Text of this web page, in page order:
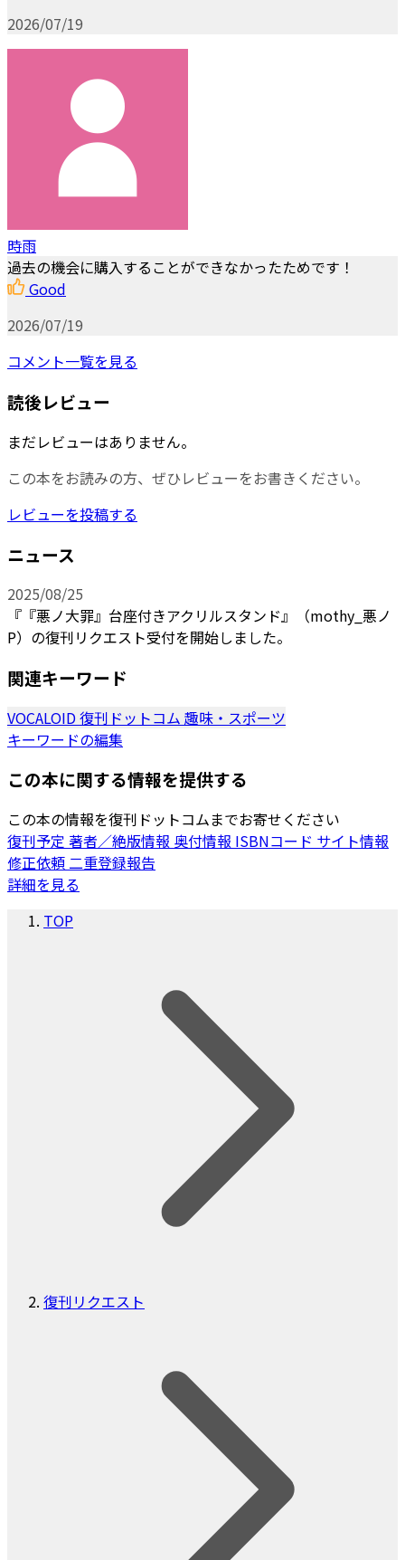
2026/07/19
時雨
過去の機会に購入することができなかったためです！
Good
2026/07/19
コメント一覧を見る
読後レビュー
まだレビューはありません。
この本をお読みの方、ぜひレビューをお書きください。
レビューを投稿する
ニュース
2025/08/25
『『悪ノ大罪』台座付きアクリルスタンド』（mothy_悪ノ
P）の復刊リクエスト受付を開始しました。
関連キーワード
VOCALOID復刊ドットコム 趣味・スポーツ
キーワードの編集
この本に関する情報を提供する
この本の情報を復刊ドットコムまでお寄せください
復刊予定 著者／絶版情報 奥付情報 ISBNコード サイト情報
修正依頼二重登録報告
詳細を見る
TOP
復刊リクエスト